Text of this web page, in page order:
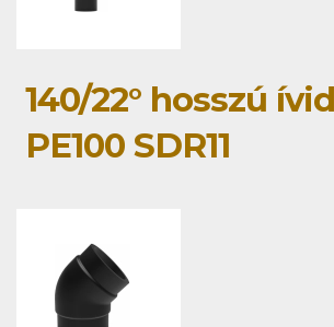
140/22° hosszú
PE100 SDR11